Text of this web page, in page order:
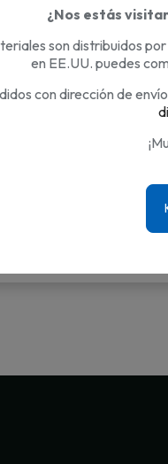
Joven Nueva
completa -
¿Nos estás
son distribuidos
en EE.UU. puedes
con dirección de